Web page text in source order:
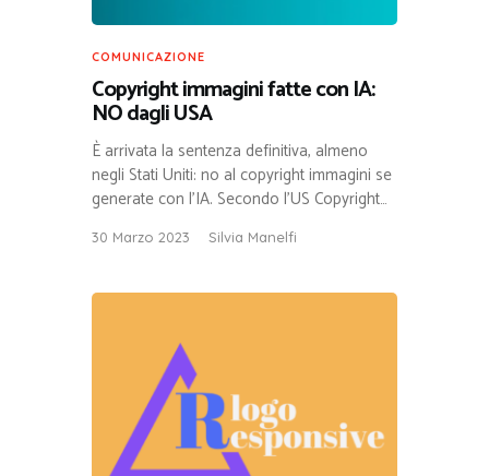
COMUNICAZIONE
Copyright immagini fatte con IA:
NO dagli USA
È arrivata la sentenza definitiva, almeno
negli Stati Uniti: no al copyright immagini se
generate con l’IA. Secondo l’US Copyright…
30 Marzo 2023 Silvia Manelfi